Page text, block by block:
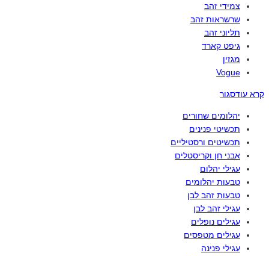
צמידי זהב
שרשראות זהב
תליוני זהב
גיפט קארד
מגזין
Vogue
קרא עודסגור
יהלומים שחורים
תכשיטי פנינים
תכשיטים ורסטיליים
אבני חן וקריסטלים
עגילי יהלום
טבעות יהלומים
טבעות זהב לבן
עגילי זהב לבן
עגילים נופלים
עגילים מטפסים
עגילי פנינה